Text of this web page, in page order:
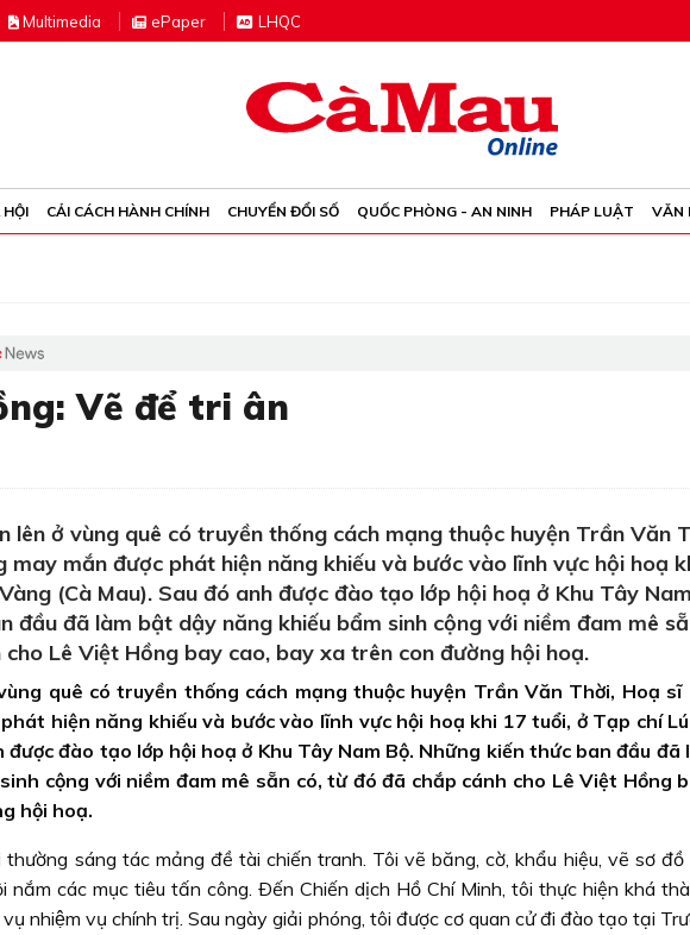
Multimedia ePaper LHQC
HỘI CẢI CÁCH HÀNH CHÍNH CHUYỂN ĐỔI SỐ QUỐC PHÒNG - AN NINH PHÁP LUẬT VĂN
Vẽ để tri ân
lên ở vùng quê có truyền thống cách mạng thuộc huyện Trần Văn
may mắn được phát hiện năng khiếu và bước vào lĩnh vực hội hoạ
(Cà Mau). Sau đó anh được đào tạo lớp hội hoạ ở Khu Tây
đầu đã làm bật dậy năng khiếu bẩm sinh cộng với niềm đam mê
Lê Việt Hồng bay cao, bay xa trên con đường hội hoạ.
quê có truyền thống cách mạng thuộc huyện Trần Văn Thời, Hoạ sĩ
hiện năng khiếu và bước vào lĩnh vực hội hoạ khi 17 tuổi, ở Tạp chí
được đào tạo lớp hội hoạ ở Khu Tây Nam Bộ. Những kiến thức ban đầu đã
cộng với niềm đam mê sẵn có, từ đó đã chắp cánh cho Lê Việt Hồng
hội hoạ.
thường sáng tác mảng đề tài chiến tranh. Tôi vẽ băng, cờ, khẩu hiệu, vẽ sơ đồ
nắm các mục tiêu tấn công. Ðến Chiến dịch Hồ Chí Minh, tôi thực hiện khá
nhiệm vụ chính trị. Sau ngày giải phóng, tôi được cơ quan cử đi đào tạo tại